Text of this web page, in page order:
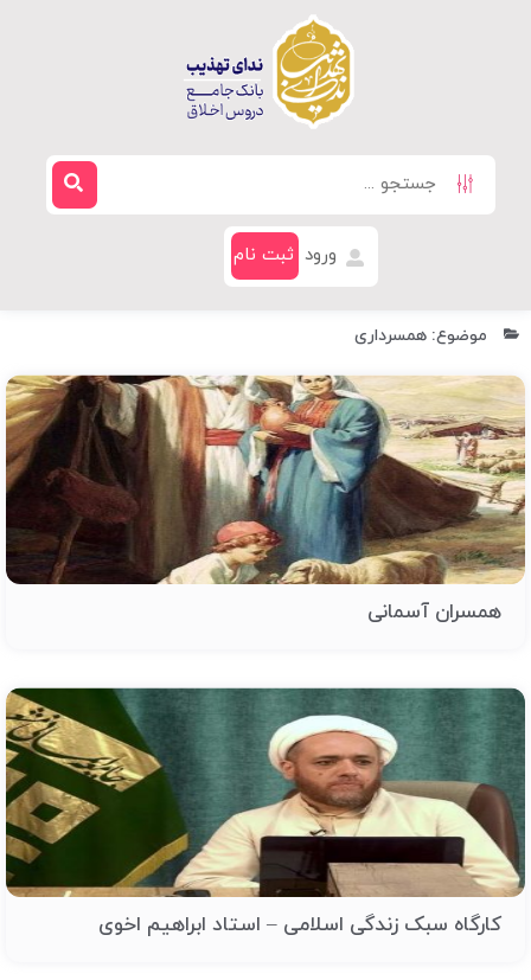
ورود ثبت نام
موضوع: همسرداری
همسران آسمانی
کارگاه سبک زندگی اسلامی – استاد ابراهیم اخوی